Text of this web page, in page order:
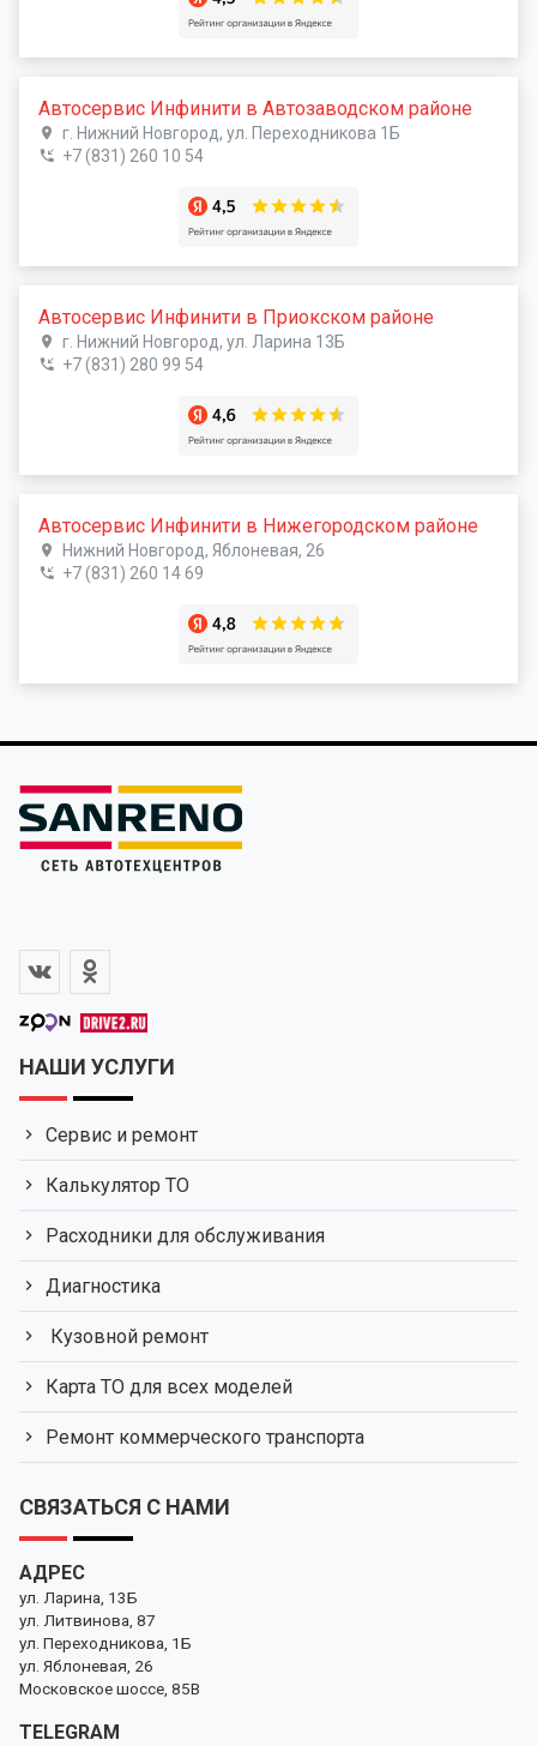
Автосервис Инфинити в Автозаводском районе
г. Нижний Новгород, ул. Переходникова 1Б
+7 (831) 260 10 54
Автосервис Инфинити в Приокском районе
г. Нижний Новгород, ул. Ларина 13Б
+7 (831) 280 99 54
Автосервис Инфинити в Нижегородском районе
Нижний Новгород, Яблоневая, 26
+7 (831) 260 14 69
НАШИ УСЛУГИ
Сервис и ремонт
Калькулятор ТО
Расходники для обслуживания
Диагностика
Кузовной ремонт
Карта ТО для всех моделей
Ремонт коммерческого транспорта
СВЯЗАТЬСЯ С НАМИ
АДРЕС
ул. Ларина, 13Б
ул. Литвинова, 87
ул. Переходникова, 1Б
ул. Яблоневая, 26
Московское шоссе, 85В
TELEGRAM